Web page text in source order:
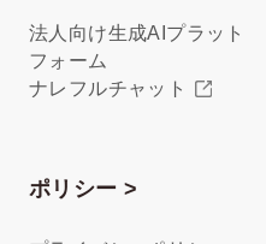
法人向け生成AIプラット
フォーム
ナレフルチャット
ポリシー >